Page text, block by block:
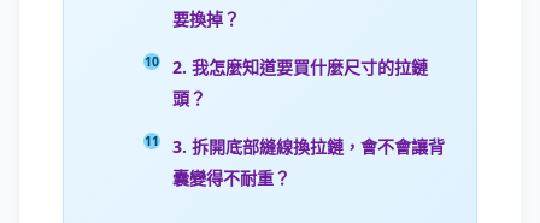
要換掉？
2. 我怎麼知道要買什麼尺寸的拉鏈
頭？
3. 拆開底部縫線換拉鏈，會不會讓背
囊變得不耐重？